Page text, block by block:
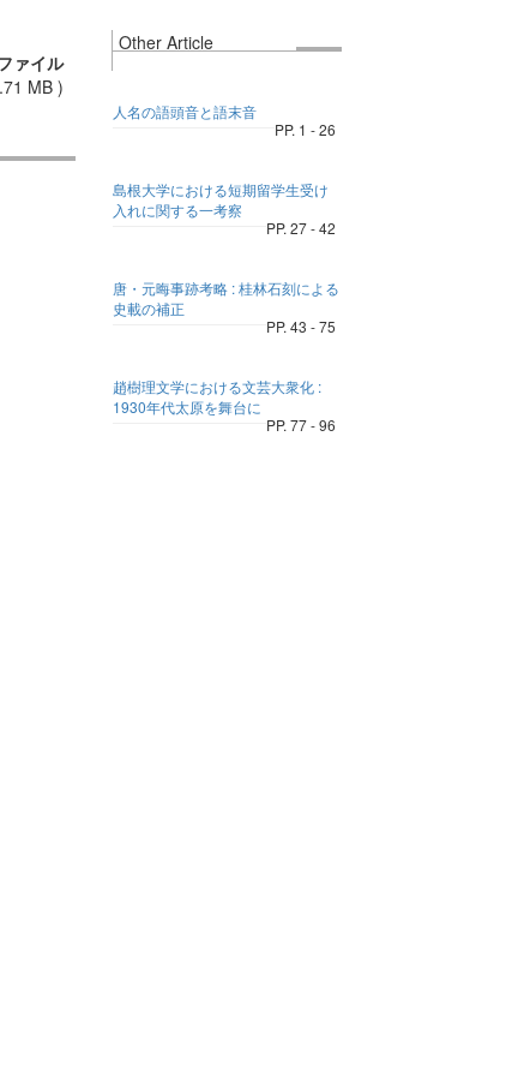
ァイル
MB)
Other Article
人名の語頭音と語末音
PP. 1 - 26
島根大学における短期留学生受け
入れに関する一考察
PP. 27 - 42
唐・元晦事跡考略 : 桂林石刻による
史載の補正
PP. 43 - 75
趙樹理文学における文芸大衆化 :
1930年代太原を舞台に
PP. 77 - 96